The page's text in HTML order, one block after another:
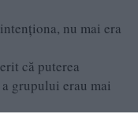
nu mai era
că puterea
grupului erau mai